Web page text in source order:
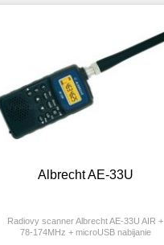
Albrecht AE-33U
Radiovy scanner Albrecht AE-33U AIR +
78-174MHz + microUSB nabijanie